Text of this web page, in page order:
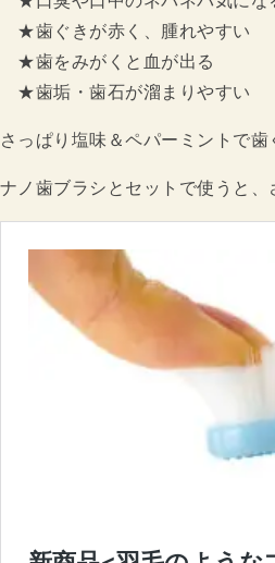
★歯ぐきが赤く、腫れやすい
★歯をみがくと血が出る
★歯垢・歯石が溜まりやすい
さっぱり塩味＆ペパーミントで歯
ナノ歯ブラシとセットで使うと、